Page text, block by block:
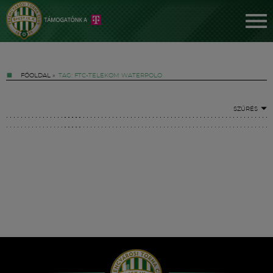
FŐOLDAL » TAG: FTC-TELEKOM WATERPOLO
SZŰRÉS
Hírek